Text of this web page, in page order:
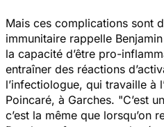
Mais ces complications sont
immunitaire rappelle
la capacité d’être pro-
entraîner des réactions
l’infectiologue, qui travaille à
Poincaré, à Garches. "C’est
c’est la même que lorsqu’on